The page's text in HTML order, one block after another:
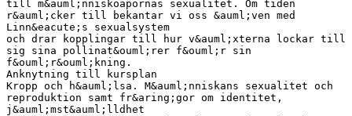
till m&auml;nniskoapornas sexualitet. Om tiden
r&auml;cker till bekantar vi oss &auml;ven med
Linn&eacute;s sexualsystem
och drar kopplingar till hur v&auml;xterna lockar till
sig sina pollinat&ouml;rer f&ouml;r sin
f&ouml;r&ouml;kning.
Anknytning till kursplan
Kropp och h&auml;lsa. M&auml;nniskans sexualitet och
reproduktion samt fr&aring;gor om identitet,
j&auml;mst&auml;lldhet